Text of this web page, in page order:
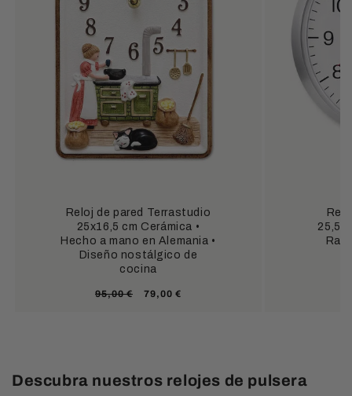
Reloj de pared Terrastudio
25x16,5 cm Cerámica •
Hecho a mano en Alemania •
Diseño nostálgico de
cocina
Precio
95,00 €
Precio
79,00 €
Descubra nuestros relojes de pulsera